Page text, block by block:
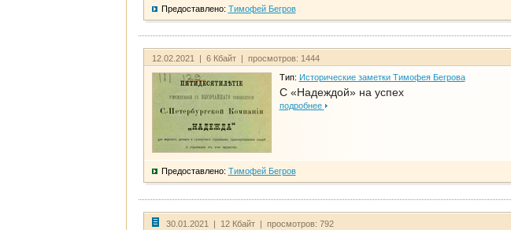
Предоставлено: Тимофей Бегров
12.02.2021 | 6 Кбайт | просмотров: 1444
Тип: Исторические заметки Тимофея Бегрова
С «Надеждой» на успех
подробнее
Предоставлено: Тимофей Бегров
30.01.2021 | 12 Кбайт | просмотров: 792